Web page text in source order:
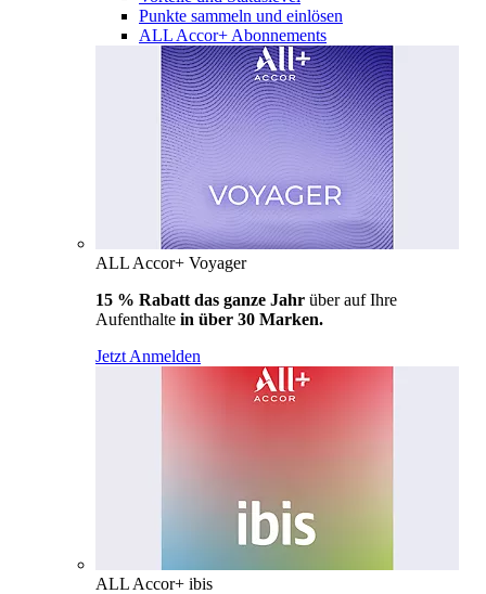
Punkte sammeln und einlösen
ALL Accor+ Abonnements
ALL Accor+ Voyager
15 % Rabatt das ganze Jahr über auf Ihre
Aufenthalte in über 30 Marken.
Jetzt Anmelden
ALL Accor+ ibis